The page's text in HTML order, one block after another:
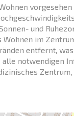
und
im
entfernt,
notwendigen